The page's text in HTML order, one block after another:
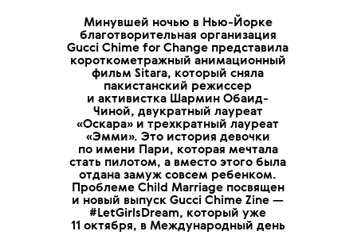
Минувшей ночью в Нью-Йорке
благотворительная организация
Gucci Chime for Change представила
короткометражный анимационный
фильм Sitara, который сняла
пакистанский режиссер
и активистка Шармин Обаид-
Чиной, двукратный лауреат
«Оскара» и трехкратный лауреат
«Эмми». Это история девочки
по имени Пари, которая мечтала
стать пилотом, а вместо этого была
отдана замуж совсем ребенком.
Проблеме Child Marriage посвящен
и новый выпуск Gucci Chime Zine —
#LetGirlsDream, который уже
11 октября, в Международный день